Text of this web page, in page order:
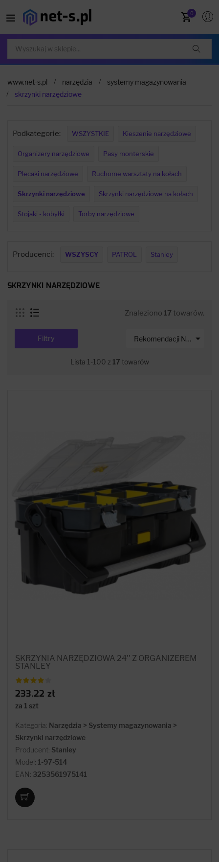
0
www.net-s.pl narzędzia
systemy magazynowania
skrzynki narzędziowe
Podkategorie: WSZYSTKIE Kieszenie narzędziowe
Organizery narzędziowe Pasy monterskie
Plecaki narzędziowe Ruchome warsztaty na kołach
Skrzynki narzędziowe Skrzynki narzędziowe na kołach
Stojaki - kobyłki Torby narzędziowe
Producenci: WSZYSCY PATROL Stanley
SKRZYNKI NARZĘDZIOWE
Znaleziono 17 towarów.
Rekomendacji Net-s 
Filtry
Lista 1-100 z 17 towarów
SKRZYNIA NARZĘDZIOWA 24'' Z ORGANIZEREM
STANLEY
233.22 zł
za 1 szt
Kategoria: Narzędzia > Systemy magazynowania >
Skrzynki narzędziowe
Producent: Stanley
Model: 1-97-514
EAN: 3253561975141